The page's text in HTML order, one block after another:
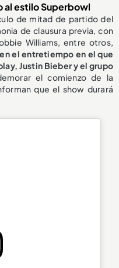
al estilo Superbowl
de mitad de partido del
de clausura previa, con
Williams, entre otros,
el entretiempo en el que
Justin Bieber y el grupo
el comienzo de la
que el show durará